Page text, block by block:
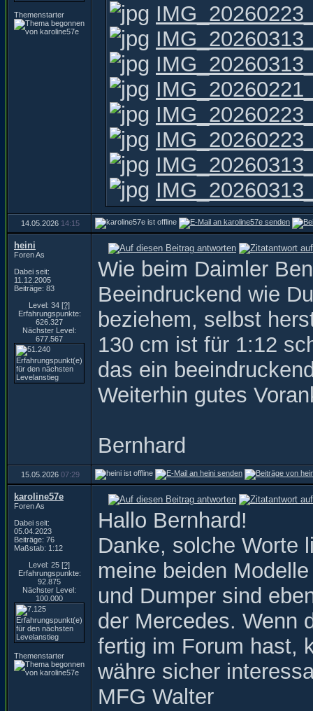
Themenstarter
14.05.2026 14:15
heini
Foren As
Dabei seit:
11.12.2005
Beiträge: 83
Level: 34 [?]
Erfahrungspunkte:
626.327
Nächster Level:
677.567
Wie beim Daimler
Beeindruckend wie
beziehem, selbst
130 cm ist für 1:12
das ein
Weiterhin gutes
Bernhard
15.05.2026 07:29
karoline57e
Foren As
Dabei seit:
05.04.2023
Beiträge: 76
Maßstab: 1:12
Level: 25 [?]
Erfahrungspunkte:
92.875
Nächster Level:
100.000
Themenstarter
Hallo Bernhard!
Danke, solche Worte
meine beiden
und Dumper sind
der Mercedes. Wenn
fertig im Forum hast,
währe sicher
MFG Walter